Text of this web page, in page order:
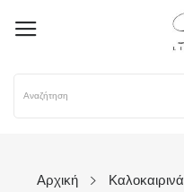
Αρχική Καλοκαιρινά